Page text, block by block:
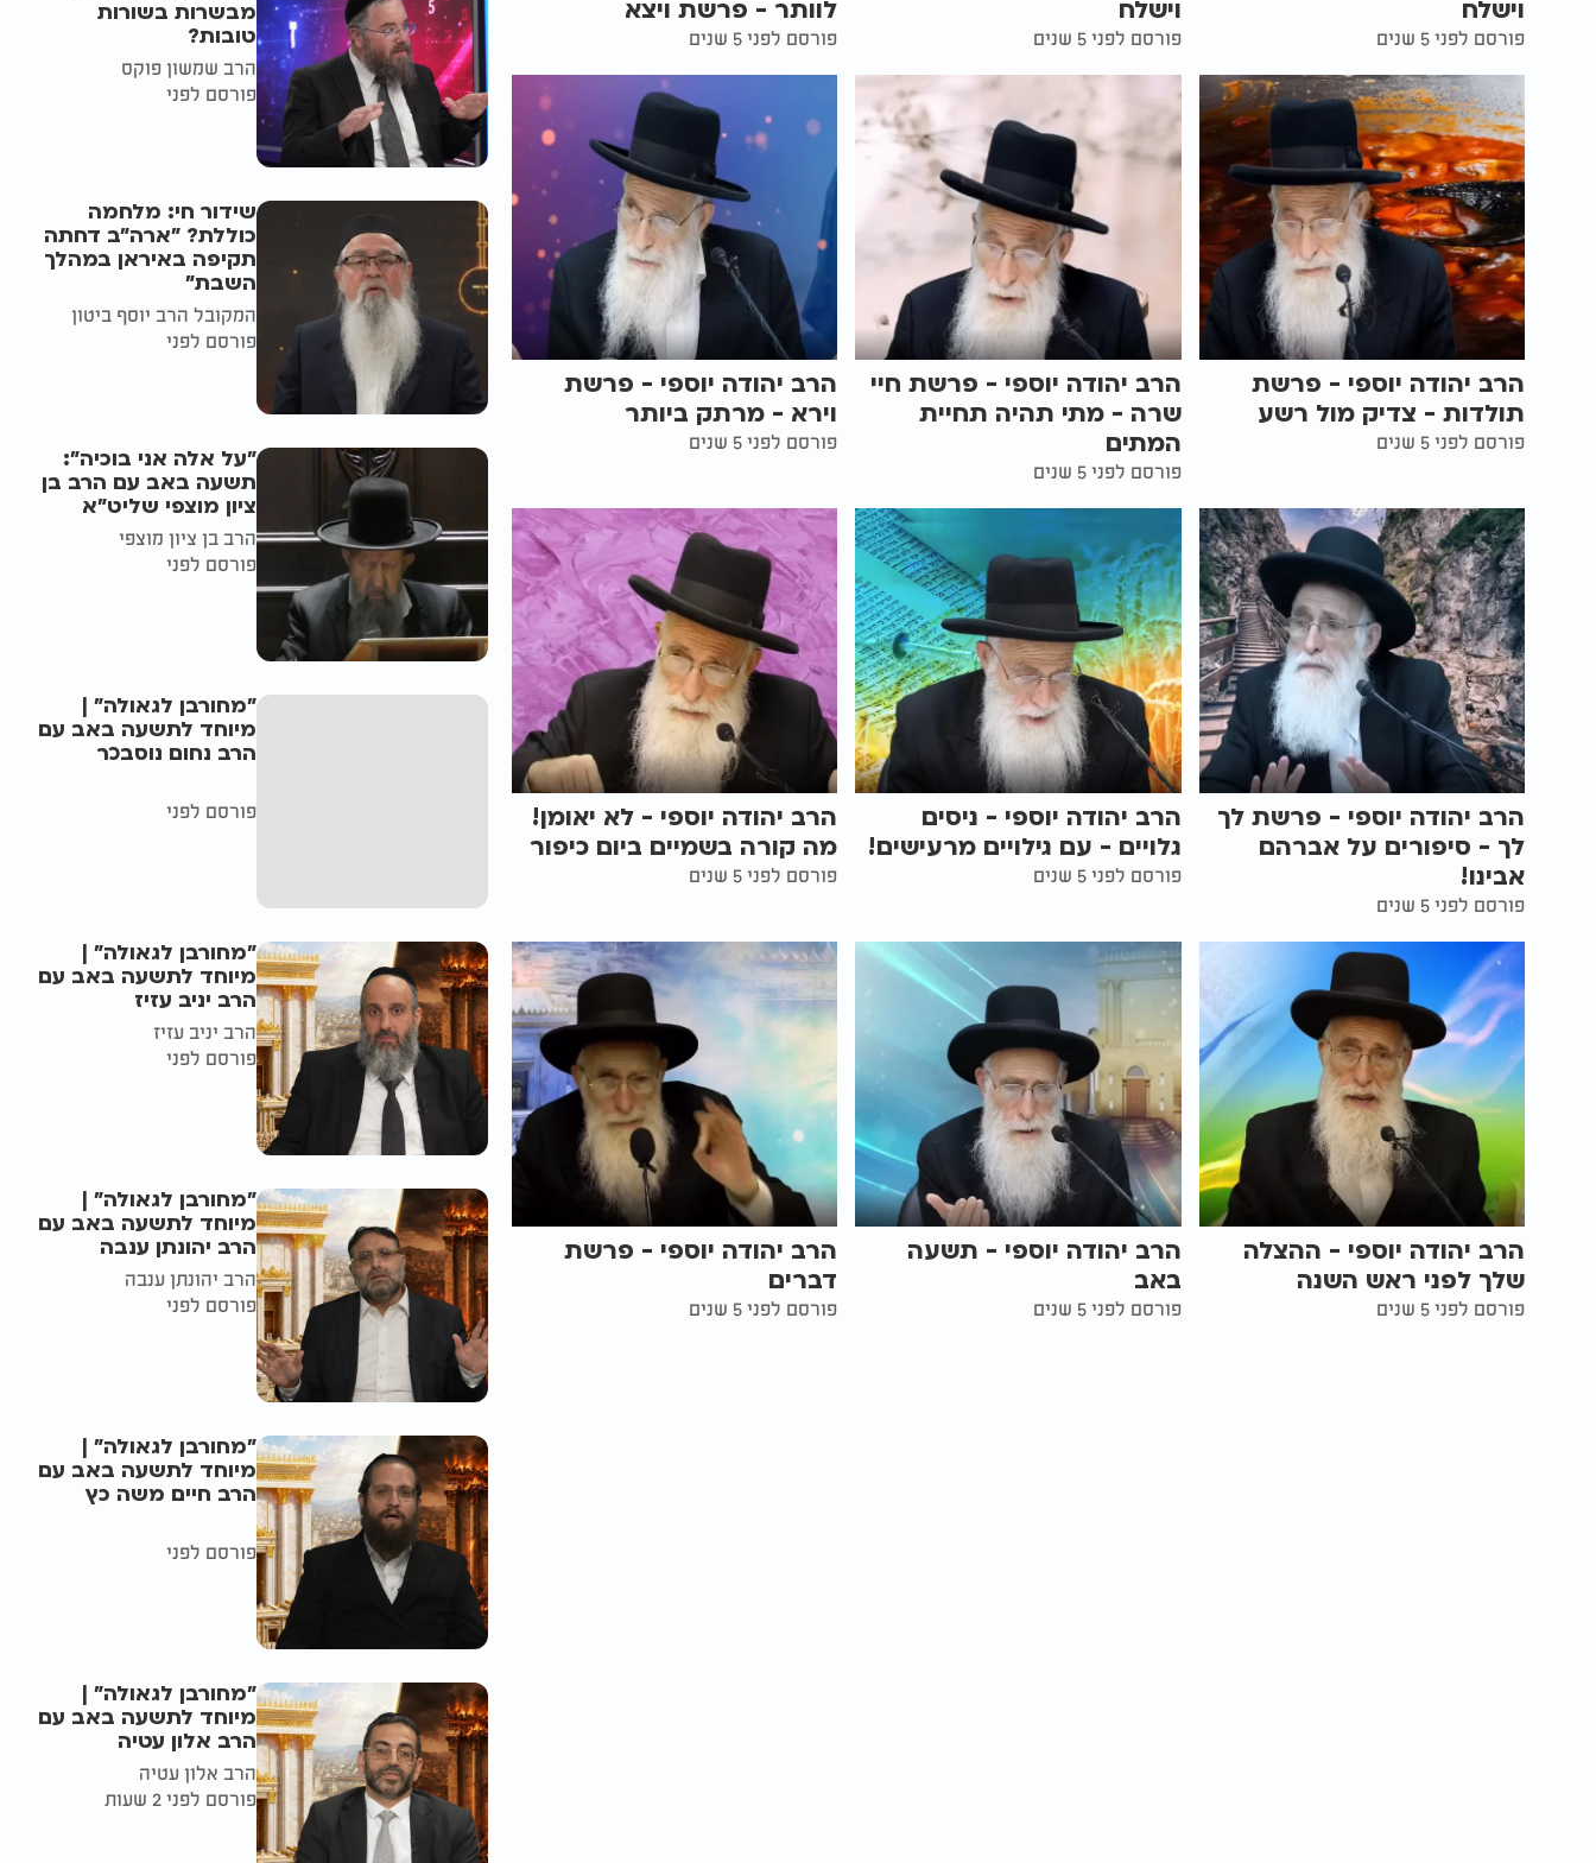
וישלח
פורסם לפני 5 שנים
וישלח
פורסם לפני 5 שנים
לוותר - פרשת ויצא
פורסם לפני 5 שנים
הרב יהודה יוספי - פרשת
תולדות - צדיק מול רשע
פורסם לפני 5 שנים
הרב יהודה יוספי - פרשת חיי
שרה - מתי תהיה תחיית
המתים
פורסם לפני 5 שנים
הרב יהודה יוספי - פרשת
וירא - מרתק ביותר
פורסם לפני 5 שנים
הרב יהודה יוספי - פרשת לך
לך - סיפורים על אברהם
אבינו!
פורסם לפני 5 שנים
הרב יהודה יוספי - ניסים
גלויים - עם גילויים מרעישים!
פורסם לפני 5 שנים
הרב יהודה יוספי - לא יאומן!
מה קורה בשמיים ביום כיפור
פורסם לפני 5 שנים
הרב יהודה יוספי - ההצלה
שלך לפני ראש השנה
פורסם לפני 5 שנים
הרב יהודה יוספי - תשעה
באב
פורסם לפני 5 שנים
הרב יהודה יוספי - פרשת
דברים
פורסם לפני 5 שנים
מבשרות בשורות
טובות?
הרב שמשון פוקס
פורסם לפני
שידור חי: מלחמה
כוללת? ״ארה"ב דחתה
תקיפה באיראן במהלך
השבת״
המקובל הרב יוסף ביטון
פורסם לפני
"על אלה אני בוכיה":
תשעה באב עם הרב בן
ציון מוצפי שליט"א
הרב בן ציון מוצפי
פורסם לפני
"מחורבן לגאולה" |
מיוחד לתשעה באב עם
הרב נחום נוסבכר
פורסם לפני
"מחורבן לגאולה" |
מיוחד לתשעה באב עם
הרב יניב עזיז
הרב יניב עזיז
פורסם לפני
"מחורבן לגאולה" |
מיוחד לתשעה באב עם
הרב יהונתן ענבה
הרב יהונתן ענבה
פורסם לפני
"מחורבן לגאולה" |
מיוחד לתשעה באב עם
הרב חיים משה כץ
פורסם לפני
"מחורבן לגאולה" |
מיוחד לתשעה באב עם
הרב אלון עטיה
הרב אלון עטיה
פורסם לפני 2 שעות